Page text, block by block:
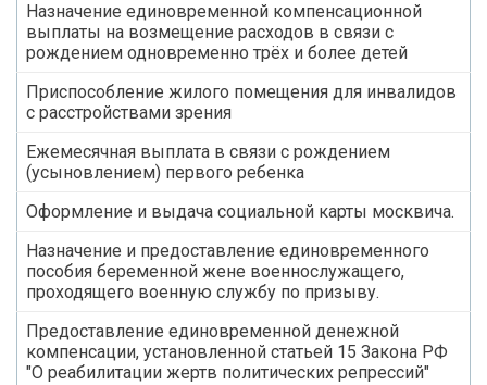
Назначение единовременной компенсационной
выплаты на возмещение расходов в связи с
рождением одновременно трёх и более детей
Приспособление жилого помещения для инвалидов
с расстройствами зрения
Ежемесячная выплата в связи с рождением
(усыновлением) первого ребенка
Оформление и выдача социальной карты москвича.
Назначение и предоставление единовременного
пособия беременной жене военнослужащего,
проходящего военную службу по призыву.
Предоставление единовременной денежной
компенсации, установленной статьей 15 Закона РФ
"О реабилитации жертв политических репрессий"